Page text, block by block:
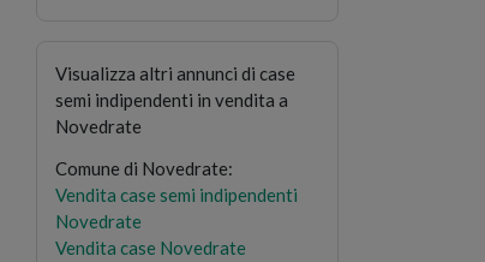
Visualizza altri annunci di case
semi indipendenti in vendita a
Novedrate
Comune di Novedrate:
Vendita case semi indipendenti
Novedrate
Vendita case Novedrate